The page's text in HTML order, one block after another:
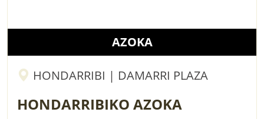
AZOKA
HONDARRIBI | DAMARRI PLAZA
HONDARRIBIKO AZOKA